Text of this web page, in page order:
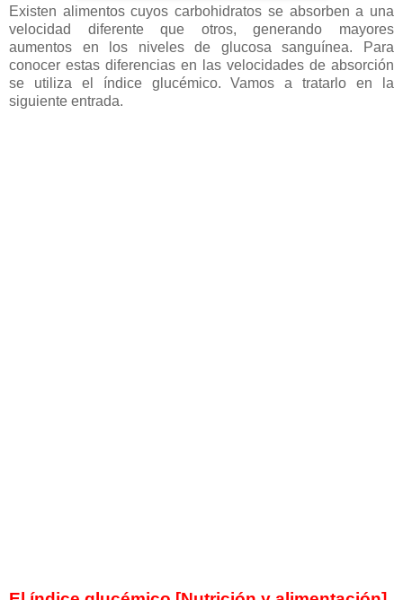
Existen alimentos cuyos carbohidratos se absorben a una
velocidad diferente que otros, generando mayores
aumentos en los niveles de glucosa sanguínea. Para
conocer estas diferencias en las velocidades de absorción
se utiliza el índice glucémico. Vamos a tratarlo en la
siguiente entrada.